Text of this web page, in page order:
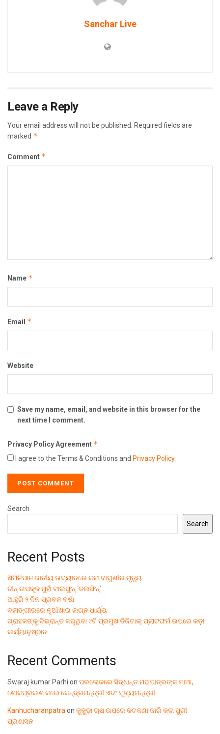
Sanchar Live
Leave a Reply
Your email address will not be published.
Required fields are
marked *
Comment *
Name *
Email *
Website
Save my name, email, and website in this browser for the
next time I comment.
Privacy Policy Agreement *
I agree to the Terms & Conditions and Privacy Policy.
Search
Search
Recent Posts
ଶିମିଳିପାଳ ଜାତୀୟ ଉଦ୍ୟାନରେ କଳା ବାଘୁଣୀର ମୃତ୍ୟୁ
ଚୀନ୍ ଉପକୂଳ ମୁହାଁ ଟାଇଫୁନ୍ ‘ଡଲଫିନ୍’
ଆହୁରି ୨ ଦିନ ପ୍ରବଳ ବର୍ଷା
ବଲାଙ୍ଗୀରରେ ନୂଆଁଖାଇ ଲଗ୍ନ ଧାର୍ଯ୍ୟ
ଗ୍ରାହକଙ୍କୁ ବିଭ୍ରାନ୍ତ କରୁଥିବା ୯ଟି ପ୍ରମୁଖ ଡିଜିଟାଲ୍ ପ୍ଲାଟଫର୍ମ ଉପରେ କଡ଼ା
କାର୍ଯ୍ୟାନୁଷ୍ଠାନ
Recent Comments
Swaraj kumar Parhi on ପରଲୋକରେ ସିଦ୍ଧାନ୍ତ ମହାପାତ୍ରଙ୍କ ମାଆ,
ଶୋକପ୍ରକାଶ କଲେ କେନ୍ଦ୍ରମନ୍ତ୍ରୀ ଏବଂ ମୁଖ୍ୟମନ୍ତ୍ରୀ
Kanhucharanpatra on କୁକୁଡ଼ା ଚାଷ ଉପରେ କଟକଣା ଜାରି କଲା ପୁରୀ
ପ୍ରଶାସନ